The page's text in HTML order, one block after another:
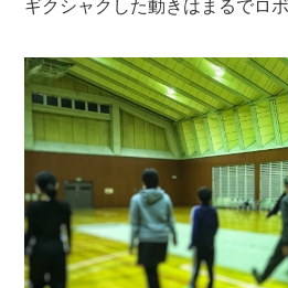
ギクシャクした動きはまるでロ